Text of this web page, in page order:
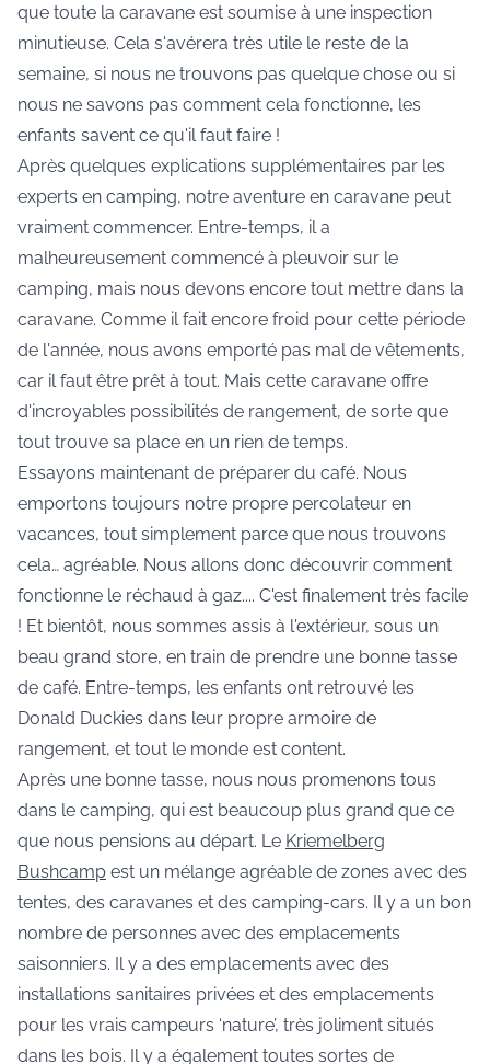
que toute la caravane est soumise à une inspection
minutieuse. Cela s'avérera très utile le reste de la
semaine, si nous ne trouvons pas quelque chose ou si
nous ne savons pas comment cela fonctionne, les
enfants savent ce qu'il faut faire !
Après quelques explications supplémentaires par les
experts en camping, notre aventure en caravane peut
vraiment commencer. Entre-temps, il a
malheureusement commencé à pleuvoir sur le
camping, mais nous devons encore tout mettre dans la
caravane. Comme il fait encore froid pour cette période
de l'année, nous avons emporté pas mal de vêtements,
car il faut être prêt à tout. Mais cette caravane offre
d'incroyables possibilités de rangement, de sorte que
tout trouve sa place en un rien de temps.
Essayons maintenant de préparer du café. Nous
emportons toujours notre propre percolateur en
vacances, tout simplement parce que nous trouvons
cela… agréable. Nous allons donc découvrir comment
fonctionne le réchaud à gaz.... C'est finalement très facile
! Et bientôt, nous sommes assis à l'extérieur, sous un
beau grand store, en train de prendre une bonne tasse
de café. Entre-temps, les enfants ont retrouvé les
Donald Duckies dans leur propre armoire de
rangement, et tout le monde est content.
Après une bonne tasse, nous nous promenons tous
dans le camping, qui est beaucoup plus grand que ce
que nous pensions au départ. Le Kriemelberg
Bushcamp est un mélange agréable de zones avec des
tentes, des caravanes et des camping-cars. Il y a un bon
nombre de personnes avec des emplacements
saisonniers. Il y a des emplacements avec des
installations sanitaires privées et des emplacements
pour les vrais campeurs ‘nature’, très joliment situés
dans les bois. Il y a également toutes sortes de